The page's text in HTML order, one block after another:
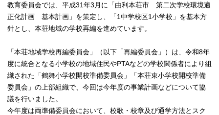
教育委員会では、平成31年3月に「由利本荘市 第二次学校環境適
正化計画 基本計画」を策定し、「1中学校区1小学校」を基本方
針とし、本荘地域の学校再編を進めています。
「本荘地域学校再編委員会」（以下「再編委員会」）は、令和8年
度に統合となる小学校の地域住民やPTAなどの学校関係者により組
織された「鶴舞小学校開校準備委員会」「本荘東小学校開校準備
委員会」の上部組織で、今回は今年度の事業計画などについて協
議を行いました。
今年度は両準備委員会において、校歌・校章及び通学方法とスク